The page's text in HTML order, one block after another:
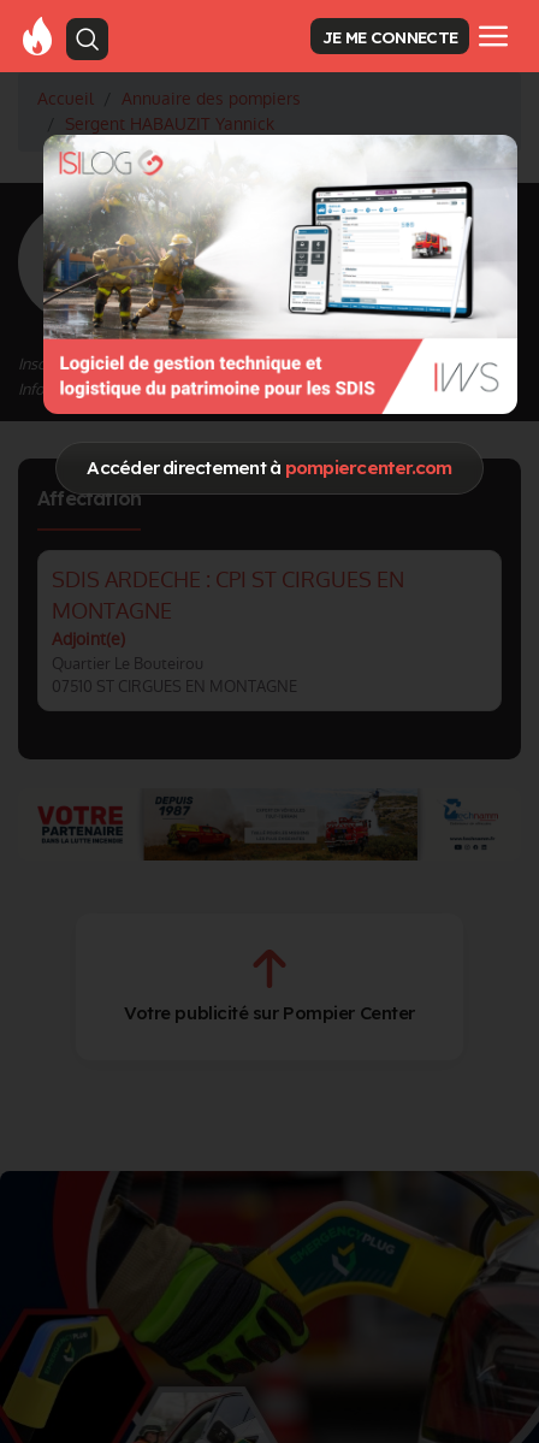
Accéder directement à pompiercenter.com
JE ME CONNECTE
Accueil
Annuaire des pompiers
Sergent HABAUZIT Yannick
< Retour à la liste des pompiers
HABAUZIT
Yannick
Grade : Sergent
Inscrit depuis le 04/03/2024 à 17:37
Informations mises à jour le 04/03/2024 à 17:37
Affectation
SDIS ARDECHE : CPI ST CIRGUES EN
MONTAGNE
Adjoint(e)
Quartier Le Bouteirou
07510 ST CIRGUES EN MONTAGNE
Votre publicité sur Pompier Center